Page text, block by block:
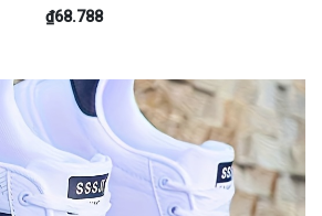
₫68.788